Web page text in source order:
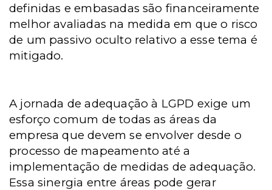
definidas e embasadas são financeiramente
melhor avaliadas na medida em que o risco
de um passivo oculto relativo a esse tema é
mitigado.
A jornada de adequação à LGPD exige um
esforço comum de todas as áreas da
empresa que devem se envolver desde o
processo de mapeamento até a
implementação de medidas de adequação.
Essa sinergia entre áreas pode gerar